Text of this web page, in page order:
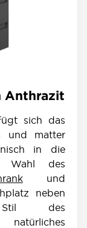
Anthrazit
sich das
und matter
in die
Wahl des
und
neben
Stil des